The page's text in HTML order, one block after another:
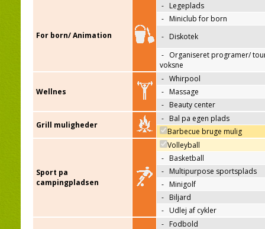
For born/ Animation
- Legeplads
- Miniclub for born
- Diskotek
- Organiseret programer/
voksne
Wellnes
- Whirpool
- Massage
- Beauty center
Grill muligheder
- Bal pa egen plads
Barbecue bruge mulig
Sport pa
campingpladsen
Volleyball
- Basketball
- Multipurpose sportsplads
- Minigolf
- Biljard
- Udlej af cykler
- Fodbold